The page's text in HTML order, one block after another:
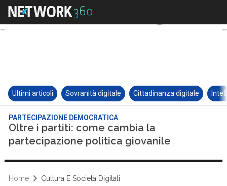
Ultimi articoli Sovranità digitale Cittadinanza digitale
PARTECIPAZIONE DEMOCRATICA
Oltre i partiti: come cambia la
partecipazione politica giovanile
Home Cultura E Società Digitali